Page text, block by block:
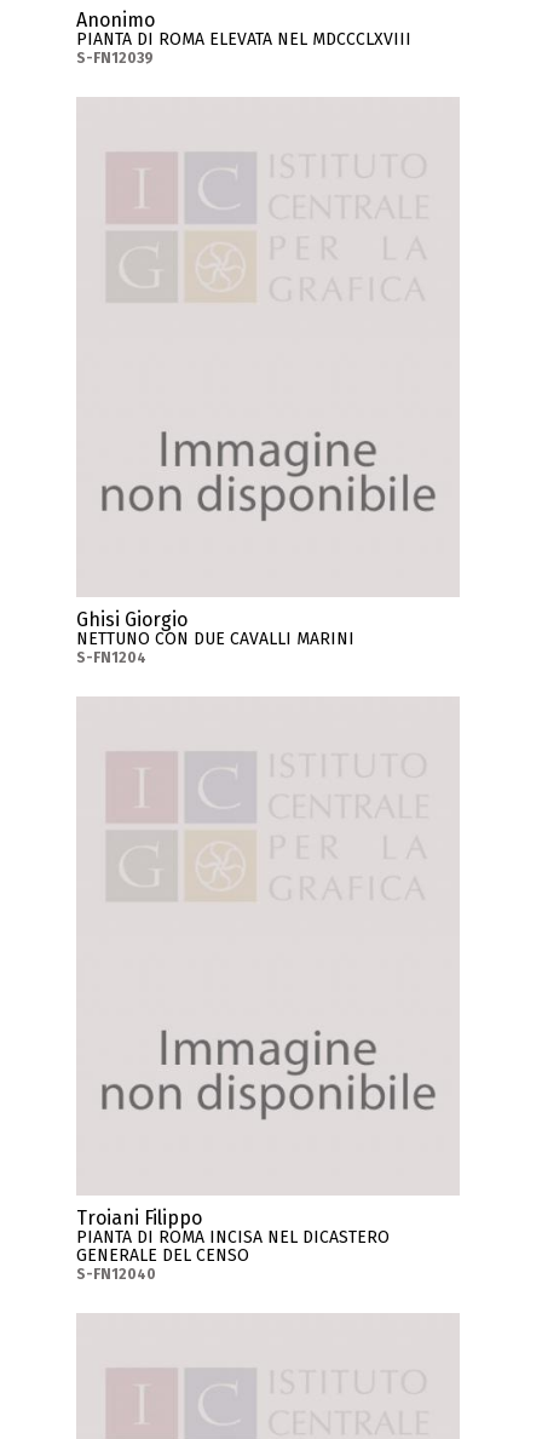
Anonimo
PIANTA DI ROMA ELEVATA NEL MDCCCLXVIII
S-FN12039
Ghisi Giorgio
NETTUNO CON DUE CAVALLI MARINI
S-FN1204
Troiani Filippo
PIANTA DI ROMA INCISA NEL DICASTERO
GENERALE DEL CENSO
S-FN12040